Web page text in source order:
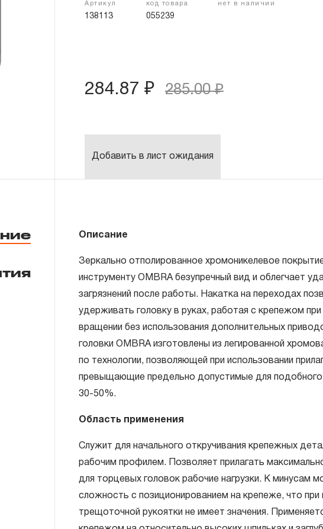
Артикул
138113
код товара
055239
нет в наличии
284.87 ₽ 285.00 ₽
Добавить в лист ожидания
Описание
Зеркально отполированное хромоникелевое
инструменту OMBRA безупречный вид и облегчает
загрязнений после работы. Накатка на переходах
удерживать головку в руках, работая с крепежом
вращении без использования дополнительных
головки OMBRA изготовлены из легированной
по технологии, позволяющей при использовании
превыщающие предельно допустимые для подобного
30-50%.
Область применения
Служит для начального откручивания крепежных
рабочим профилем. Позволяет прилагать
для торцевых головок рабочие нагрузки. К минусам
сложность с позиционированием на крепеже, что при
трещоточной рукоятки не имеет значения.
ГАРАНТИЙНЫЕ ОБЯЗАТЕЛЬСТВА.
Понятие «ПОЖИЗНЕННАЯ ГАРАНТИЯ».
технической экспертизы было установлено, что
нарушал технологию в процессе его производства.
1.2 «ПОЖИЗНЕННАЯ ГАРАНТИЯ» предоставляется при
соблюдения покупателем (потребителем) правил
обслуживания, транспортировки и хранения,
слесарно-монтажного инструмента.